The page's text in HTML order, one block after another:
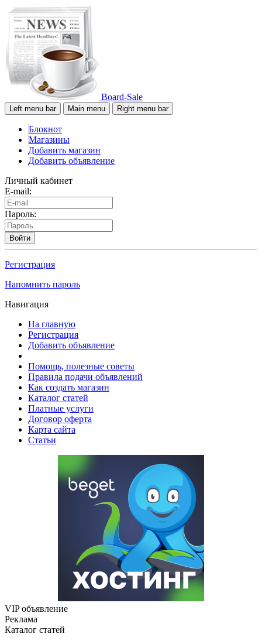
Board-Sale
Left menu bar Main menu Right menu bar
Блокнот
Магазины
Добавить магазин
Добавить объявление
Личный кабинет
E-mail:
Пароль:
Войти
Регистрация
Напомнить пароль
Навигация
На главную
Регистрация
Добавить объявление
Помощь, полезные советы
Правила подачи объявлений
Как создать магазин
Каталог статей
Платные услуги
Договор оферта
Карта сайта
Статьи
VIP объявление
Реклама
Каталог статей